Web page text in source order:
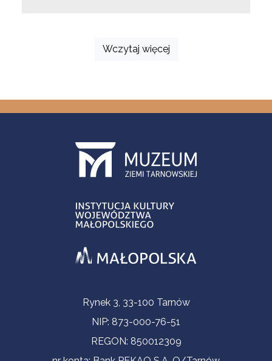
Wczytaj więcej
Informacje kontaktoweRynek 3, 33-100 Tarnów
NIP: 873-000-76-51
REGON: 850012309